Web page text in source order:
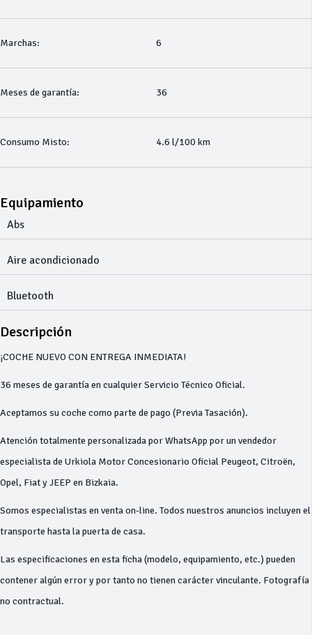
Marchas: 6
Meses de garantía: 36
Consumo Misto: 4.6 l/100 km
Equipamiento
Abs
Aire acondicionado
Bluetooth
Descripción
¡COCHE NUEVO CON ENTREGA INMEDIATA!
36 meses de garantía en cualquier Servicio Técnico Oficial.
Aceptamos su coche como parte de pago (Previa Tasación).
Atención totalmente personalizada por WhatsApp por un vendedor
especialista de Urkiola Motor Concesionario Oficial Peugeot, Citroën,
Opel, Fiat y JEEP en Bizkaia.
Somos especialistas en venta on-line. Todos nuestros anuncios incluyen el
transporte hasta la puerta de casa.
Las especificaciones en esta ficha (modelo, equipamiento, etc.) pueden
contener algún error y por tanto no tienen carácter vinculante. Fotografía
no contractual.